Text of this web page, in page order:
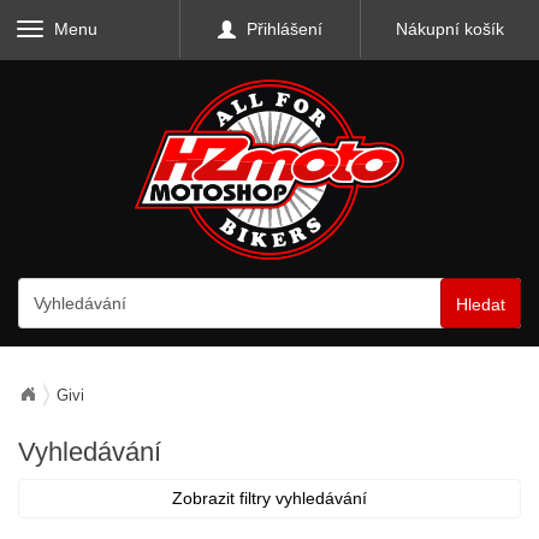
Menu Přihlášení Nákupní košík
Hledat
Givi
Vyhledávání
Zobrazit filtry vyhledávání